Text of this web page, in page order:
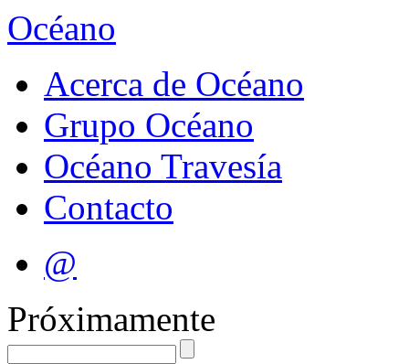
Océano
Acerca de Océano
Grupo Océano
Océano Travesía
Contacto
@
Próximamente